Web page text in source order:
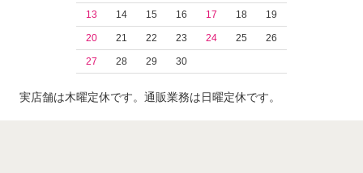
13 14 15 16 17 18 19
20 21 22 23 24 25 26
27 28 29 30
実店舗は木曜定休です。通販業務は日曜定休です。